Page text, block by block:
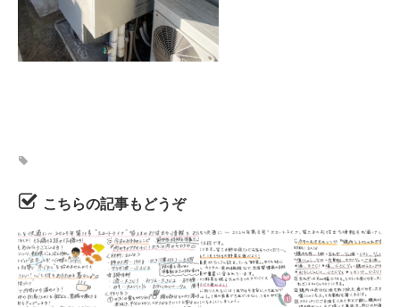
こちらの記事もどうぞ